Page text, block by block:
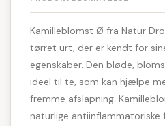
Kamilleblomst Ø fra Natur
tørret urt, der er kendt for
egenskaber. Den bløde,
ideel til te, som kan hjælpe
fremme afslapning.
naturlige antiinflammatoriske